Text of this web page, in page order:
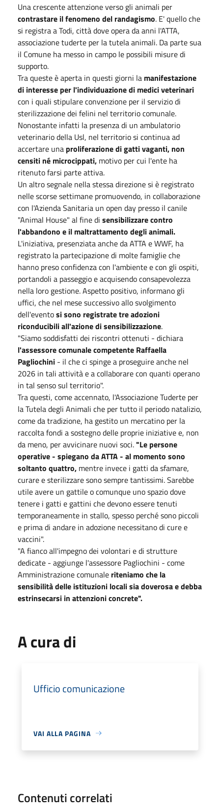
Una crescente attenzione verso gli animali per
contrastare il fenomeno del randagismo. E' quello che
si registra a Todi, città dove opera da anni l'ATTA,
associazione tuderte per la tutela animali. Da parte sua
il Comune ha messo in campo le possibili misure di
supporto.
Tra queste è aperta in questi giorni la manifestazione
di interesse per l'individuazione di medici veterinari
con i quali stipulare convenzione per il servizio di
sterilizzazione dei felini nel territorio comunale.
Nonostante infatti la presenza di un ambulatorio
veterinario della Usl, nel territorio si continua ad
accertare una proliferazione di gatti vaganti, non
censiti né microcippati, motivo per cui l'ente ha
ritenuto farsi parte attiva.
Un altro segnale nella stessa direzione si è registrato
nelle scorse settimane promuovendo, in collaborazione
con l'Azienda Sanitaria un open day presso il canile
"Animal House" al fine di sensibilizzare contro
l'abbandono e il maltrattamento degli animali.
L'iniziativa, presenziata anche da ATTA e WWF, ha
registrato la partecipazione di molte famiglie che
hanno preso confidenza con l'ambiente e con gli ospiti,
portandoli a passeggio e acquisendo consapevolezza
nella loro gestione. Aspetto positivo, informano gli
uffici, che nel mese successivo allo svolgimento
dell'eventosi sono registrate tre adozioni
riconducibili all'azione di sensibilizzazione.
"Siamo soddisfatti dei riscontri ottenuti - dichiara
l'assessore comunale competente Raffaella
Pagliochini - il che ci spinge a proseguire anche nel
2026 in tali attività e a collaborare con quanti operano
in tal senso sul territorio".
Tra questi, come accennato, l'Associazione Tuderte per
la Tutela degli Animali che per tutto il periodo natalizio,
come da tradizione, ha gestito un mercatino per la
raccolta fondi a sostegno delle proprie iniziative e, non
da meno, per avvicinare nuovi soci."Le persone
operative - spiegano da ATTA - al momento sono
soltanto quattro, mentre invece i gatti da sfamare,
curare e sterilizzare sono sempre tantissimi. Sarebbe
utile avere un gattile o comunque uno spazio dove
tenere i gatti e gattini che devono essere tenuti
temporaneamente in stallo, spesso perché sono piccoli
e prima di andare in adozione necessitano di cure e
vaccini".
"A fianco all'impegno dei volontari e di strutture
dedicate - aggiunge l'assessore Pagliochini - come
Amministrazione comunale riteniamo che la
sensibilità delle istituzioni locali sia doverosa e debba
estrinsecarsi in attenzioni concrete".
A cura di
Ufficio comunicazione
VAI ALLA PAGINA
Contenuti correlati